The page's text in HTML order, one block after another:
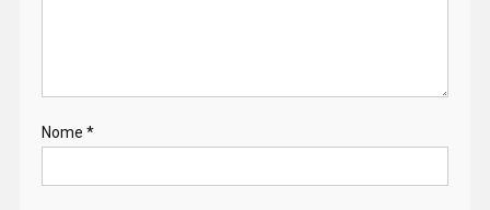
Nome *